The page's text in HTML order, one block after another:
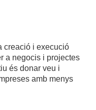
creació i execució
a negocis i projectes
és donar veu i
amb menys